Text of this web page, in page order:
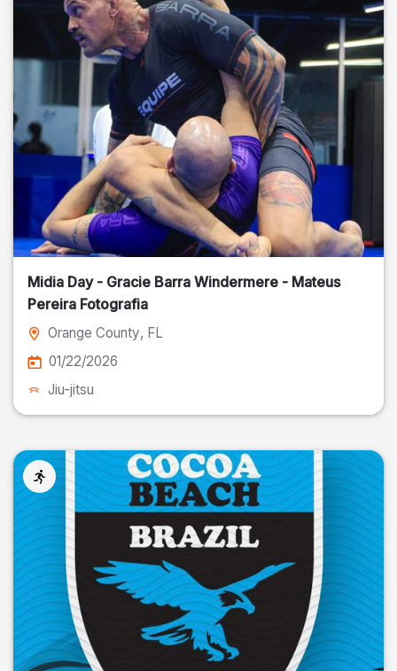
Midia Day - Gracie Barra Windermere - Mateus
Pereira Fotografia
Orange County, FL
01/22/2026
Jiu-jitsu